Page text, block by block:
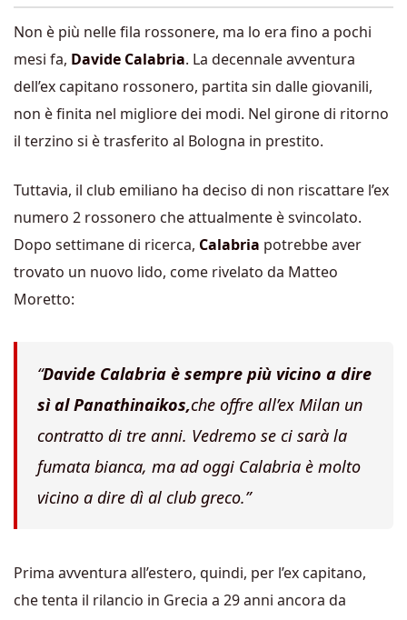
Non è più nelle fila rossonere, ma lo era fino a pochi
mesi fa, Davide Calabria. La decennale avventura
dell’ex capitano rossonero, partita sin dalle giovanili,
non è finita nel migliore dei modi. Nel girone di ritorno
il terzino si è trasferito al Bologna in prestito.
Tuttavia, il club emiliano ha deciso di non riscattare l’ex
numero 2 rossonero che attualmente è svincolato.
Dopo settimane di ricerca, Calabria potrebbe aver
trovato un nuovo lido, come rivelato da Matteo
Moretto:
“Davide Calabria è sempre più vicino a dire
sì al Panathinaikos,che offre all’ex Milan un
contratto di tre anni. Vedremo se ci sarà la
fumata bianca, ma ad oggi Calabria è molto
vicino a dire dì al club greco.”
Prima avventura all’estero, quindi, per l’ex capitano,
che tenta il rilancio in Grecia a 29 anni ancora da